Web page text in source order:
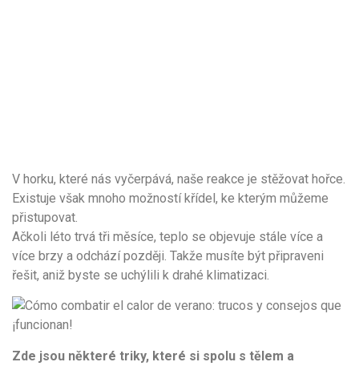
V horku, které nás vyčerpává, naše reakce je stěžovat hořce.
Existuje však mnoho možností křídel, ke kterým můžeme
přistupovat.
Ačkoli léto trvá tři měsíce, teplo se objevuje stále více a
více brzy a odchází později. Takže musíte být připraveni
řešit, aniž byste se uchýlili k drahé klimatizaci.
Zde jsou některé triky, které si spolu s tělem a